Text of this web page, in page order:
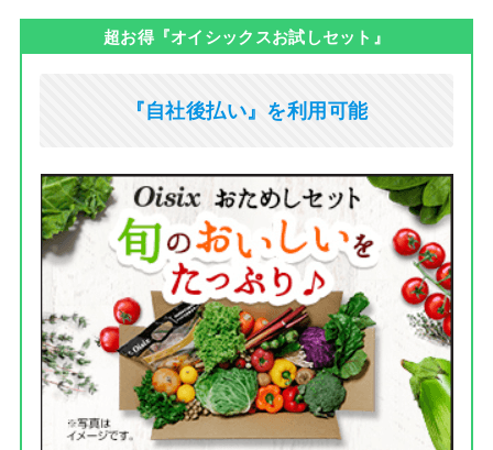
超お得『オイシックスお試しセット』
『自社後払い』を利用可能